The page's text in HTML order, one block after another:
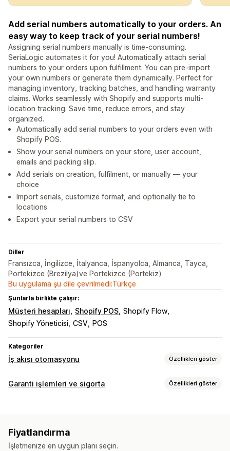
Add serial numbers automatically to your orders. An
easy way to keep track of your serial numbers!
Assigning serial numbers manually is time-consuming.
SeriaLogic automates it for you! Automatically attach serial
numbers to your orders upon fulfillment. You can pre-import
your own numbers or generate them dynamically. Perfect for
managing inventory, tracking batches, and handling warranty
claims. Works seamlessly with Shopify and supports multi-
location tracking. Save time, reduce errors, and stay
organized.
Automatically add serial numbers to your orders even with
Shopify POS.
Show your serial numbers on your store, user account,
emails and packing slip.
Add serials on creation, fulfilment, or manually — your
choice
Import serials, customize format, and optionally tie to
locations
Export your serial numbers to CSV
Diller
Fransızca, İngilizce, İtalyanca, İspanyolca, Almanca, Tayca,
Portekizce (Brezilya)ve Portekizce (Portekiz)
Bu uygulama şu dile çevrilmedi:Türkçe
Şunlarla birlikte çalışır:
Müşteri hesapları Shopify POS Shopify Flow
Shopify Yöneticisi CSV POS
Kategoriler
İş akışı otomasyonu Özellikleri göster
Otomasyon görevleri
Özelleştirme
Koşullu mantık
Özel tetikleyiciler
Garanti işlemleri ve sigorta Özellikleri göster
İade ve değişim işlemleri
Fiyatlandırma
İşletmenize en uygun planı seçin.